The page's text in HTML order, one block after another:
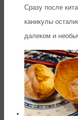
Сразу после
каникулы
далеком и